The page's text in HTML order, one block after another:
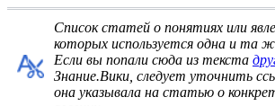
Список статей о понятиях или
которых используется одна и та
Если вы попали сюда из текста
Знание.Вики, следует уточнить
она указывала на статью о